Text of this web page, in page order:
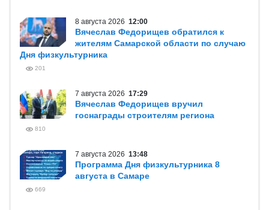
8 августа 2026 12:00
Вячеслав Федорищев обратился к
жителям Самарской области по случаю
Дня физкультурника
201
7 августа 2026 17:29
Вячеслав Федорищев вручил
госнаграды строителям региона
810
7 августа 2026 13:48
Программа Дня физкультурника 8
августа в Самаре
669